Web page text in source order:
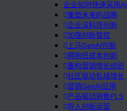
企业如何快速采用AI
重塑未来的战略
企业深科技创新
加强创新管控
上马GenAI创新
拥抱低成本创新
重构营销增长组织
社区驱动私域增长
营销GenAI应用
产品驱动销售PLS
导入创新运营